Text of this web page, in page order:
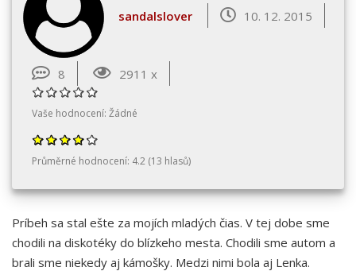
sandalslover 10. 12. 2015
8 2911 x
Vaše hodnocení: Žádné
Průměrné hodnocení: 4.2 (13 hlasů)
Príbeh sa stal ešte za mojích mladých čias. V tej dobe sme
chodili na diskotéky do blízkeho mesta. Chodili sme autom a
brali sme niekedy aj kámošky. Medzi nimi bola aj Lenka.